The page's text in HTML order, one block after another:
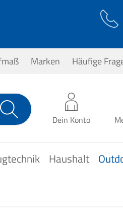
Marken Häufige
Dein Konto
Haushalt